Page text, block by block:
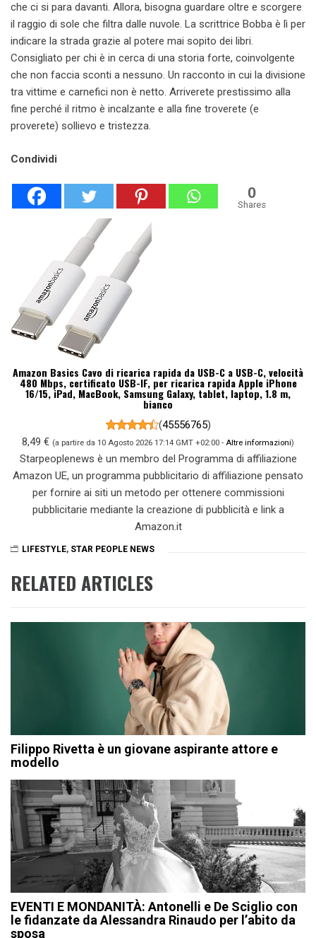
che ci si para davanti. Allora, bisogna guardare oltre e scorgere
il raggio di sole che filtra dalle nuvole. La scrittrice Bobba è lì per
indicare la strada grazie al potere mai sopito dei libri.
Consigliato per chi è in cerca di una storia forte, coinvolgente
che non faccia sconti a nessuno. Un racconto in cui la divisione
tra vittime e carnefici non è netto. Arriverete prestissimo alla
fine perché il ritmo è incalzante e alla fine troverete (e
proverete) sollievo e tristezza.
Condividi
0
Shares
Amazon Basics Cavo di ricarica rapida da USB-C a USB-C, velocità
480 Mbps, certificato USB-IF, per ricarica rapida Apple iPhone
16/15, iPad, MacBook, Samsung Galaxy, tablet, laptop, 1.8 m,
bianco
(45556765)
8,49 € (a partire da 10 Agosto 2026 17:14 GMT +02:00 - Altre informazioni)
Starpeoplenews è un membro del Programma di affiliazione
Amazon UE, un programma pubblicitario di affiliazione pensato
per fornire ai siti un metodo per ottenere commissioni
pubblicitarie mediante la creazione di pubblicità e link a
Amazon.it
LIFESTYLE, STAR PEOPLE NEWS
RELATED ARTICLES
Filippo Rivetta è un giovane aspirante attore e
modello
EVENTI E MONDANITÀ: Antonelli e De Sciglio con
le fidanzate da Alessandra Rinaudo per l’abito da
sposa